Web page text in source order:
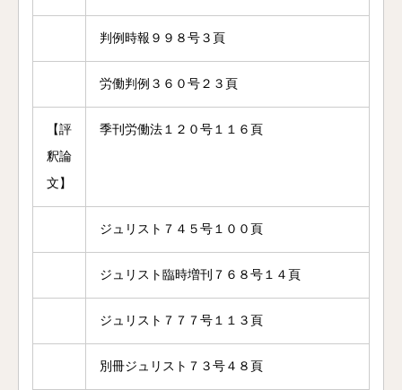
判例時報９９８号３頁
労働判例３６０号２３頁
【評
釈論
文】
季刊労働法１２０号１１６頁
ジュリスト７４５号１００頁
ジュリスト臨時増刊７６８号１４頁
ジュリスト７７７号１１３頁
別冊ジュリスト７３号４８頁